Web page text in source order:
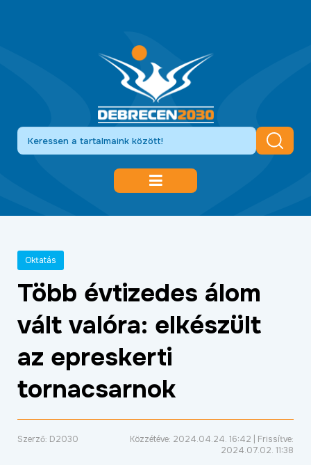
KÖZLEKEDÉSFEJLESZTÉS
KULTÚRA
ÉLETMINŐSÉG
OKTATÁS
Oktatás
Több évtizedes álom
vált valóra: elkészült
az epreskerti
tornacsarnok
Szerző: D2030
Közzétéve: 2024.04.24. 16:42 | Frissítve:
2024.07.02. 11:38